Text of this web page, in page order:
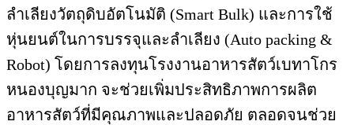
ลำเลียงวัตถุดิบอัตโนมัติ (Smart Bulk) และการใช้
หุ่นยนต์ในการบรรจุและลำเลียง (Auto packing &
Robot) โดยการลงทุนโรงงานอาหารสัตว์เบทาโกร
หนองบุญมาก จะช่วยเพิ่มประสิทธิภาพการผลิต
อาหารสัตว์ที่มีคุณภาพและปลอดภัย ตลอดจนช่วย